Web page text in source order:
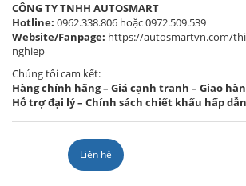
CÔNG TY TNHH AUTOSMART
Hotline: 0962.338.806 hoặc 0972.509.539
Website/Fanpage: https://autosmartvn.com/
nghiep
Chúng tôi cam kết:
Hàng chính hãng – Giá cạnh tranh – Giao
Hỗ trợ đại lý – Chính sách chiết khấu hấp dẫn
Liên hệ